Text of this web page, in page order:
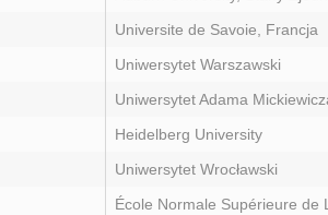
Universite de Savoie, Francja
Uniwersytet Warszawski
Uniwersytet Adama
Heidelberg University
Uniwersytet Wrocławski
École Normale Supérieure de